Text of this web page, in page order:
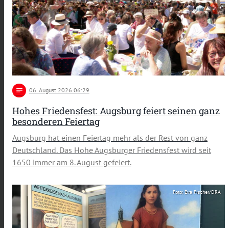
notes 06. August 2026 06:29
Hohes Friedensfest: Augsburg feiert seinen ganz
besonderen Feiertag
Augsburg hat einen Feiertag mehr als der Rest von ganz
Deutschland. Das Hohe Augsburger Friedensfest wird seit
1650 immer am 8. August gefeiert.
Foto: Eva Fischer/DRA